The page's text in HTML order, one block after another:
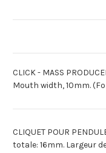
CLICK - MASS
Mouth width, 10mm.
CLIQUET POUR
totale: 16mm. Largeur